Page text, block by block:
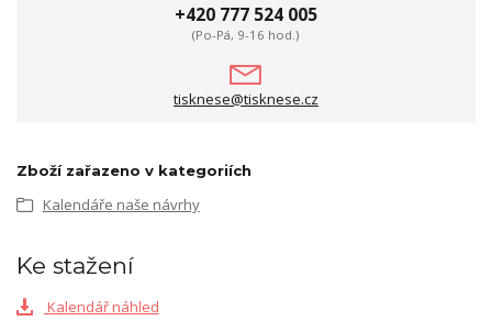
+420 777 524 005
(Po-Pá, 9-16 hod.)
tisknese@tisknese.cz
Zboží zařazeno v kategoriích
Kalendáře naše návrhy
Ke stažení
Kalendář náhled